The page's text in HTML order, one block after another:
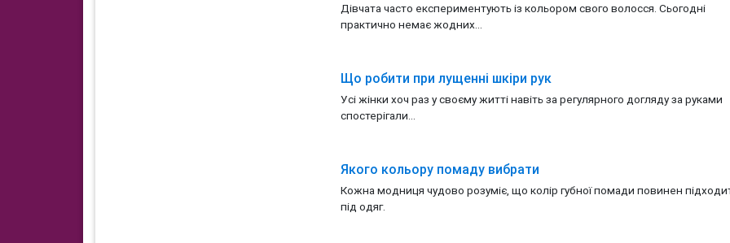
Дівчата часто експериментують із кольором свого волосся. Сьогодні
практично немає жодних...
Що робити при лущенні шкіри рук
Усі жінки хоч раз у своєму житті навіть за регулярного догляду за руками
спостерігали...
Якого кольору помаду вибрати
Кожна модниця чудово розуміє, що колір губної помади повинен
під одяг.